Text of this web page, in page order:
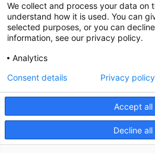
@CGTCatalunya
cgtcatalunya
CGTCatalunya
cgtcatalunya
Desenvolupat
We collect and process your data on
understand how it is used. You can
selected purposes, or you can
information, see our privacy policy.
Analytics
Accept all
Decline all
Consent details Privacy policy